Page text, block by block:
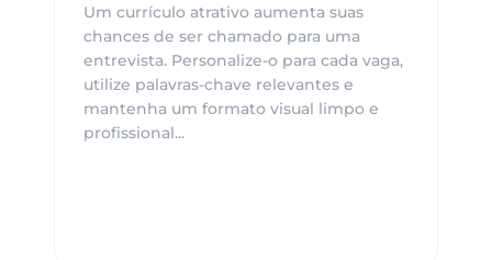
Um currículo atrativo aumenta suas
chances de ser chamado para uma
entrevista. Personalize-o para cada vaga,
utilize palavras-chave relevantes e
mantenha um formato visual limpo e
profissional...